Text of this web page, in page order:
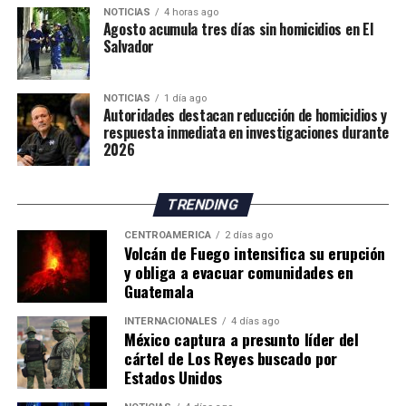
estratégica la ampliación de sus fuentes de
abastecimiento hídrico.
condiciones representan un riesgo para su integridad.
Hasta el momento, las autoridades no han informado el
número de personas trasladadas a los albergues.
Por su parte, el Instituto Nacional de Sismología,
Vulcanología, Meteorología e Hidrología (Insivumeh)
señaló en su más reciente reporte que el volcán
continúa en la fase más intensa de la erupción y advirtió
incandescente que descienden por los flancos sureste,
suroeste y sur.
El organismo científico indicó que el aumento en el
número y tamaño de estos flujos de lava representa
actualmente la principal amenaza para las comunidades
asentadas en las cercanías del volcán, por lo que
mantiene un monitoreo permanente de la actividad.
NOTICIAS 4 horas ago
Agosto acumula tres días sin homicidios en El
Salvador
NOTICIAS 1 día ago
Autoridades destacan reducción de homicidios y
respuesta inmediata en investigaciones durante
2026
TRENDING
CENTROAMÉRICA 2 días ago
Volcán de Fuego intensifica su erupción
y obliga a evacuar comunidades en
Guatemala
INTERNACIONALES 4 días ago
México captura a presunto líder del
cártel de Los Reyes buscado por
Estados Unidos